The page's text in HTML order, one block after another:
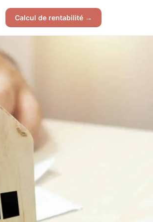
Calcul de rentabilité →